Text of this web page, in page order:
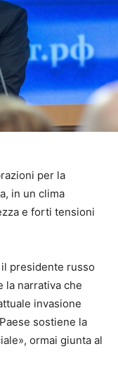
per la
in un clima
e forti tensioni
il presidente russo
la narrativa che
invasione
sostiene la
ormai giunta al